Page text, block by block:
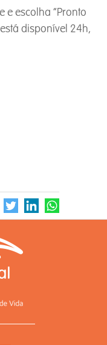
e escolha “Pronto
disponível 24h,